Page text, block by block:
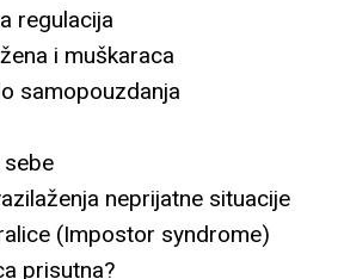
regulacija
i muškaraca
samopouzdanja
neprijatne situacije
(Impostor syndrome)
prisutna?